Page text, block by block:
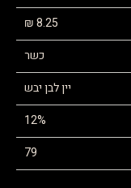
8.25 ₪
כשר
יין לבן יבש
12%
79